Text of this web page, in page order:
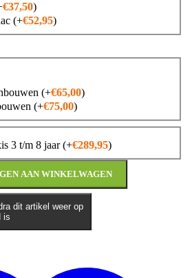
€37,50)
(+€52,95)
(+€65,00)
(+€75,00)
3 t/m 8 jaar(+€289,95)
AAN WINKELWAGEN
dit artikel weer op
is